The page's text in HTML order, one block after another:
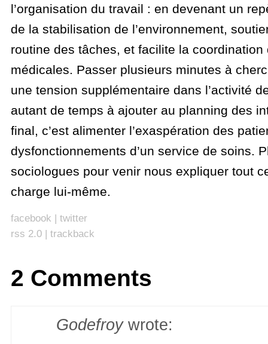
l’organisation du travail : en devenant un
de la stabilisation de l’environnement,
routine des tâches, et facilite la coordination
médicales. Passer plusieurs minutes à
une tension supplémentaire dans l’activité
autant de temps à ajouter au planning des
final, c’est alimenter l’exaspération des
dysfonctionnements d’un service de soins.
sociologues pour venir nous expliquer tout
charge lui-même.
facebook | twitter
rss 2.0| trackback
2 Comments
Godefroy wrote: